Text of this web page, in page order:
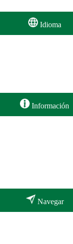
Idioma
Información
Navegar